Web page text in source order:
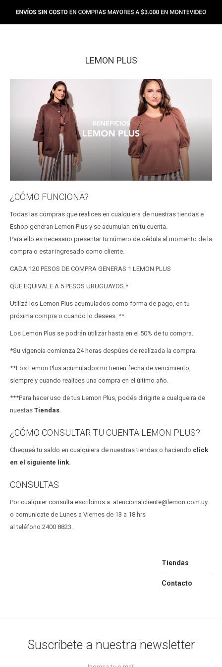
LEMON PLUS
¿CÓMO FUNCIONA?
Todas las compras que realices en cualquiera de nuestras tiendas e
Eshop generan Lemon Plus y se acumulan en tu cuenta.
Para ello es necesario presentar tu número de cédula al momento de la
compra o estar ingresado como cliente.
CADA 120 PESOS DE COMPRA GENERAS 1 LEMON PLUS
QUE EQUIVALE A 5 PESOS URUGUAYOS.*
Utilizá los Lemon Plus acumulados como forma de pago, en tu
próxima compra o cuando lo desees. **
Los Lemon Plus se podrán utilizar hasta en el 50% de tu compra.
*Su vigencia comienza 24 horas despúes de realizada la compra.
**Los Lemon Plus acumulados no tienen fecha de vencimiento,
siempre y cuando realices una compra en el último año.
***Para hacer uso de tus Lemon Plus, podés dirigirte a cualqueira de
nuestas Tiendas
¿CÓMO CONSULTAR TU CUENTA LEMON PLUS?
Chequeá tu saldo en cualquiera de nuestras tiendas o haciendo click
en el siguiente link.
CONSULTAS
Por cualquier consulta escribinos a: atencionalcliente@lemon.com.uy
o comunicate de Lunes a Viernes de 13 a 18 hrs
al teléfono 2400 8823.
Tiendas
Contacto
Suscríbete a nuestra newsletter